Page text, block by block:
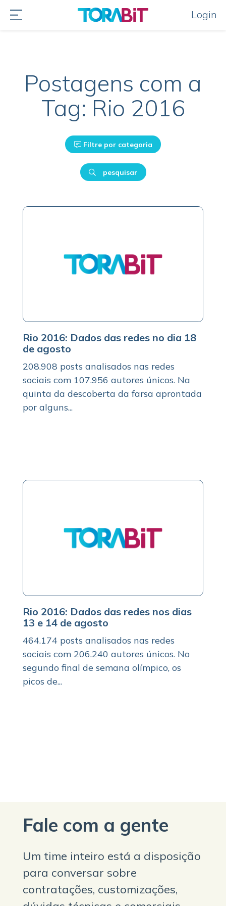
Login
Postagens com a
Tag: Rio 2016
Filtre por categoria
pesquisar
Rio 2016: Dados das redes no dia 18
de agosto
208.908 posts analisados nas redes
sociais com 107.956 autores únicos. Na
quinta da descoberta da farsa aprontada
por alguns...
Rio 2016: Dados das redes nos dias
13 e 14 de agosto
464.174 posts analisados nas redes
sociais com 206.240 autores únicos. No
segundo final de semana olímpico, os
picos de...
Fale com a gente
Um time inteiro está a disposição
para conversar sobre
contratações, customizações,